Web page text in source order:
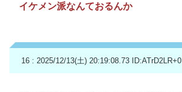
イケメン派なんておるんか
16 : 2025/12/13(土) 20:19:08.73 ID:ATrD2LR+0